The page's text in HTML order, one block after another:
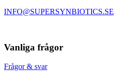
INFO@SUPERSYNBIOTICS.SE
Vanliga frågor
Frågor & svar